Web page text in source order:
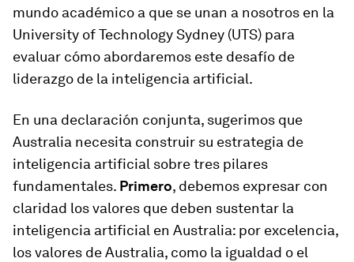
mundo académico a que se unan a nosotros en la
University of Technology Sydney (UTS) para
evaluar cómo abordaremos este desafío de
liderazgo de la inteligencia artificial.
En una declaración conjunta, sugerimos que
Australia necesita construir su estrategia de
inteligencia artificial sobre tres pilares
fundamentales. Primero, debemos expresar con
claridad los valores que deben sustentar la
inteligencia artificial en Australia: por excelencia,
los valores de Australia, como la igualdad o el